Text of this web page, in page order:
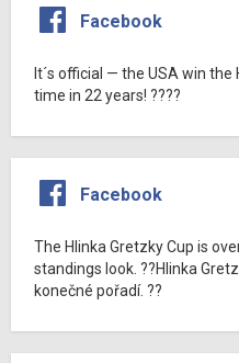
Facebook
It´s official — the USA win
time in 22 years! ????
Facebook
The Hlinka Gretzky Cup is
standings look. ??Hlinka
konečné pořadí. ??